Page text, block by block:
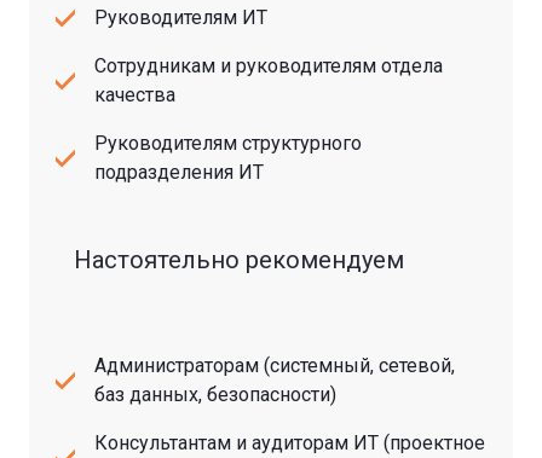
Руководителям ИТ
Сотрудникам и руководителям отдела
качества
Руководителям структурного
подразделения ИТ
Настоятельно рекомендуем
Администраторам (системный, сетевой,
баз данных, безопасности)
Консультантам и аудиторам ИТ (проектное